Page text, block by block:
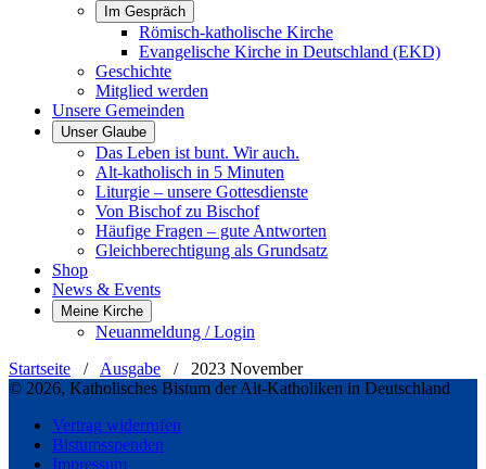
Im Gespräch
Römisch-katholische Kirche
Evangelische Kirche in Deutschland (EKD)
Geschichte
Mitglied werden
Unsere Gemeinden
Unser Glaube
Das Leben ist bunt. Wir auch.
Alt-katholisch in 5 Minuten
Liturgie – unsere Gottesdienste
Von Bischof zu Bischof
Häufige Fragen – gute Antworten
Gleichberechtigung als Grundsatz
Shop
News & Events
Meine Kirche
Neuanmeldung / Login
Startseite / Ausgabe / 2023 November
© 2026, Katholisches Bistum der Alt-Katholiken in Deutschland
Vertrag widerrufen
Bistumsspenden
Impressum